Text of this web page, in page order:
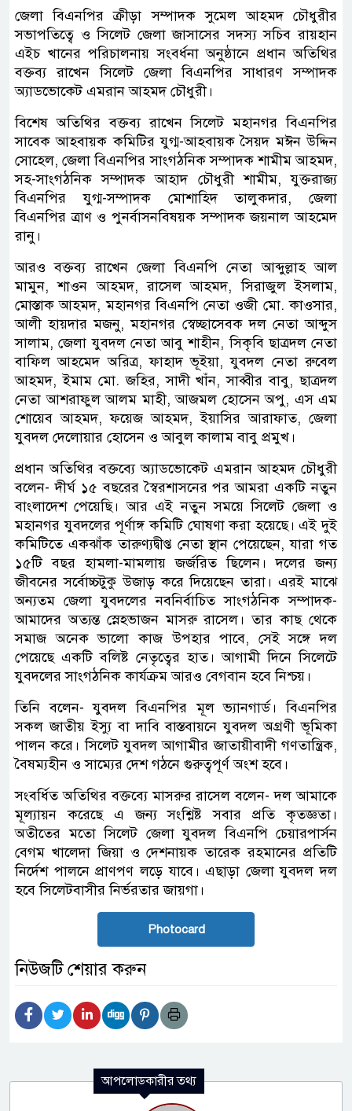
জেলা বিএনপির ক্রীড়া সম্পাদক সুমেল আহমদ চৌধুরীর
সভাপতিত্বে ও সিলেট জেলা জাসাসের সদস্য সচিব রায়হান
এইচ খানের পরিচালনায় সংবর্ধনা অনুষ্ঠানে প্রধান অতিথির
বক্তব্য রাখেন সিলেট জেলা বিএনপির সাধারণ সম্পাদক
অ্যাডভোকেট এমরান আহমদ চৌধুরী।
বিশেষ অতিথির বক্তব্য রাখেন সিলেট মহানগর বিএনপির
সাবেক আহবায়ক কমিটির যুগ্ম-আহবায়ক সৈয়দ মঈন উদ্দিন
সোহেল, জেলা বিএনপির সাংগঠনিক সম্পাদক শামীম আহমদ,
সহ-সাংগঠনিক সম্পাদক আহাদ চৌধুরী শামীম, যুক্তরাজ্য
বিএনপির যুগ্ম-সম্পাদক মোশাহিদ তালুকদার, জেলা
বিএনপির ত্রাণ ও পুনর্বাসনবিষয়ক সম্পাদক জয়নাল আহমেদ
রানু।
আরও বক্তব্য রাখেন জেলা বিএনপি নেতা আব্দুল্লাহ আল
মামুন, শাওন আহমদ, রাসেল আহমদ, সিরাজুল ইসলাম,
মোস্তাক আহমদ, মহানগর বিএনপি নেতা ওজী মো. কাওসার,
আলী হায়দার মজনু, মহানগর স্বেচ্ছাসেবক দল নেতা আব্দুস
সালাম, জেলা যুবদল নেতা আবু শাহীন, সিকৃবি ছাত্রদল নেতা
বাফিল আহমেদ অরিত্র, ফাহাদ ভূইয়া, যুবদল নেতা রুবেল
আহমদ, ইমাম মো. জহির, সাদী খাঁন, সাব্বীর বাবু, ছাত্রদল
নেতা আশরাফুল আলম মাহী, আজমল হোসেন অপু, এস এম
শোয়েব আহমদ, ফয়েজ আহমদ, ইয়াসির আরাফাত, জেলা
যুবদল দেলোয়ার হোসেন ও আবুল কালাম বাবু প্রমুখ।
প্রধান অতিথির বক্তব্যে অ্যাডভোকেট এমরান আহমদ চৌধুরী
বলেন- দীর্ঘ ১৫ বছরের স্বৈরশাসনের পর আমরা একটি নতুন
বাংলাদেশ পেয়েছি। আর এই নতুন সময়ে সিলেট জেলা ও
মহানগর যুবদলের পূর্ণাঙ্গ কমিটি ঘোষণা করা হয়েছে। এই দুই
কমিটিতে একঝাঁক তারুণ্যদ্বীপ্ত নেতা স্থান পেয়েছেন, যারা গত
১৫টি বছর হামলা-মামলায় জর্জরিত ছিলেন। দলের জন্য
জীবনের সর্বোচ্চটুকু উজাড় করে দিয়েছেন তারা। এরই মাঝে
অন্যতম জেলা যুবদলের নবনির্বাচিত সাংগঠনিক সম্পাদক-
আমাদের অত্যন্ত স্নেহভাজন মাসরু রাসেল। তার কাছ থেকে
সমাজ অনেক ভালো কাজ উপহার পাবে, সেই সঙ্গে দল
পেয়েছে একটি বলিষ্ট নেতৃত্বের হাত। আগামী দিনে সিলেটে
যুবদলের সাংগঠনিক কার্যক্রম আরও বেগবান হবে নিশ্চয়।
তিনি বলেন- যুবদল বিএনপির মূল ভ্যানগার্ড। বিএনপির
সকল জাতীয় ইস্যু বা দাবি বাস্তবায়নে যুবদল অগ্রণী ভূমিকা
পালন করে। সিলেট যুবদল আগামীর জাতায়ীবাদী গণতান্ত্রিক,
বৈষম্যহীন ও সাম্যের দেশ গঠনে গুরুত্বপূর্ণ অংশ হবে।
সংবর্ধিত অতিথির বক্তব্যে মাসরুর রাসেল বলেন- দল আমাকে
মূল্যায়ন করেছে এ জন্য সংশ্লিষ্ট সবার প্রতি কৃতজ্ঞতা।
অতীতের মতো সিলেট জেলা যুবদল বিএনপি চেয়ারপার্সন
বেগম খালেদা জিয়া ও দেশনায়ক তারেক রহমানের প্রতিটি
নির্দেশ পালনে প্রাণপণ লড়ে যাবে। এছাড়া জেলা যুবদল দল
হবে সিলেটবাসীর নির্ভরতার জায়গা।
Photocard
নিউজটি শেয়ার করুন
আপলোডকারীর তথ্য